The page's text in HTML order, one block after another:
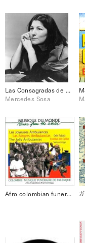
Las Consagradas de Atahualpa y Mercedes
Mercedes Sosa
Afro colombian funeral music : Batata, el legado del Palenque [Disc 1]